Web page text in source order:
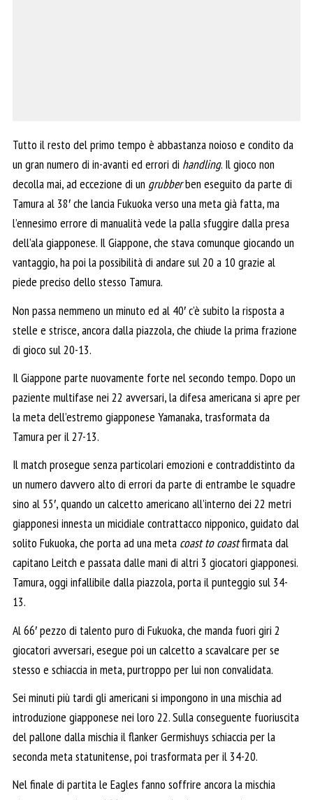
Tutto il resto del primo tempo è abbastanza noioso e condito da
un gran numero di in-avanti ed errori di handling. Il gioco non
decolla mai, ad eccezione di un grubberben eseguito da parte di
Tamura al 38′ che lancia Fukuoka verso una meta già fatta, ma
l’ennesimo errore di manualità vede la palla sfuggire dalla presa
dell’ala giapponese. Il Giappone, che stava comunque giocando un
vantaggio, ha poi la possibilità di andare sul 20 a 10 grazie al
piede preciso dello stesso Tamura.
Non passa nemmeno un minuto ed al 40′ c’è subito la risposta a
stelle e strisce, ancora dalla piazzola, che chiude la prima frazione
di gioco sul 20-13.
Il Giappone parte nuovamente forte nel secondo tempo. Dopo un
paziente multifase nei 22 avversari, la difesa americana si apre per
la meta dell’estremo giapponese Yamanaka, trasformata da
Tamura per il 27-13.
Il match prosegue senza particolari emozioni e contraddistinto da
un numero davvero alto di errori da parte di entrambe le squadre
sino al 55′, quando un calcetto americano all’interno dei 22 metri
giapponesi innesta un micidiale contrattacco nipponico, guidato dal
solito Fukuoka, che porta ad una meta coast to coastfirmata dal
capitano Leitch e passata dalle mani di altri 3 giocatori giapponesi.
Tamura, oggi infallibile dalla piazzola, porta il punteggio sul 34-
13.
Al 66′ pezzo di talento puro di Fukuoka, che manda fuori giri 2
giocatori avversari, esegue poi un calcetto a scavalcare per se
stesso e schiaccia in meta, purtroppo per lui non convalidata.
Sei minuti più tardi gli americani si impongono in una mischia ad
introduzione giapponese nei loro 22. Sulla conseguente fuoriuscita
del pallone dalla mischia il flanker Germishuys schiaccia per la
seconda meta statunitense, poi trasformata per il 34-20.
Nel finale di partita le Eagles fanno soffrire ancora la mischia